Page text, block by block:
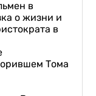
в
о жизни и
в
Тома